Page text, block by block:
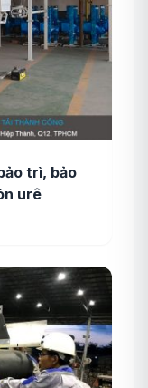
trì, bảo
urê